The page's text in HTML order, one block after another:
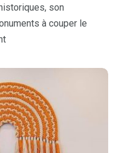
son
à couper le